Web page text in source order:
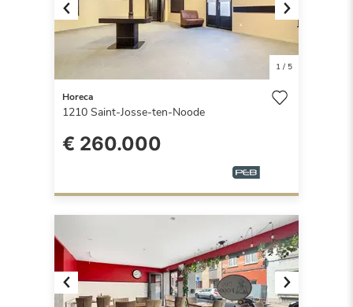
Previous Next
1/ 5
Horeca
1210 Saint-Josse-ten-Noode
€ 260.000
Previous Next